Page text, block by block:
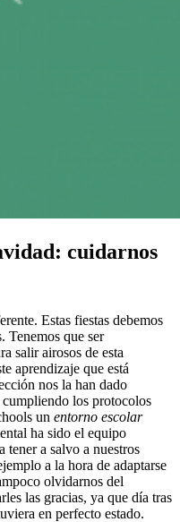
cuidarnos
Estas fiestas debemos
Tenemos que ser
salir airosos de esta
aprendizaje que está
nos la han dado
los protocolos
un entorno escolar
ha sido el equipo
tener a salvo a nuestros
a la hora de adaptarse
olvidarnos del
las gracias, ya que día tras
en perfecto estado.